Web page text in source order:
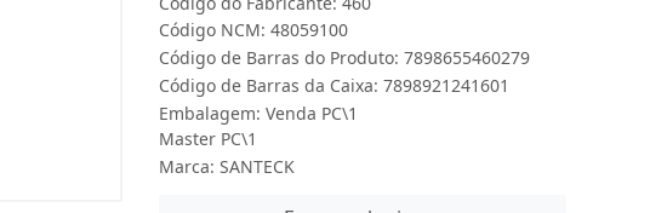
Código NCM: 48059100
Código de Barras do Produto: 7898655460279
Código de Barras da Caixa: 7898921241601
Embalagem: Venda PC\1
Master PC\1
Marca: SANTECK